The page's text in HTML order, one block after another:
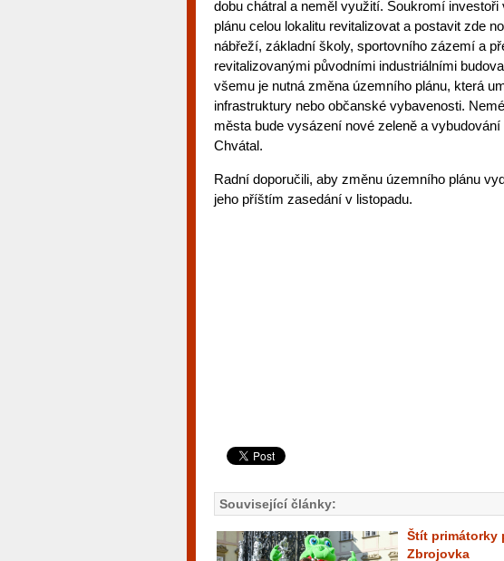
dobu chátral a neměl využití. Soukromí
plánu celou lokalitu revitalizovat a postavit zde
nábřeží, základní školy, sportovního zázemí a
revitalizovanými původními industriálními
všemu je nutná změna územního plánu, která
infrastruktury nebo občanské vybavenosti.
města bude vysázení nové zeleně a
Chvátal.
Radní doporučili, aby změnu územního plánu
jeho příštím zasedání v listopadu.
Související články:
Štít primátorky
Zbrojovka